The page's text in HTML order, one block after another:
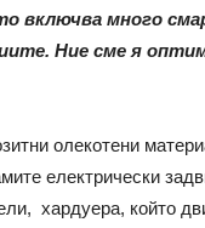
включва много
Ние сме я
олекотени
електрически
хардуера, който